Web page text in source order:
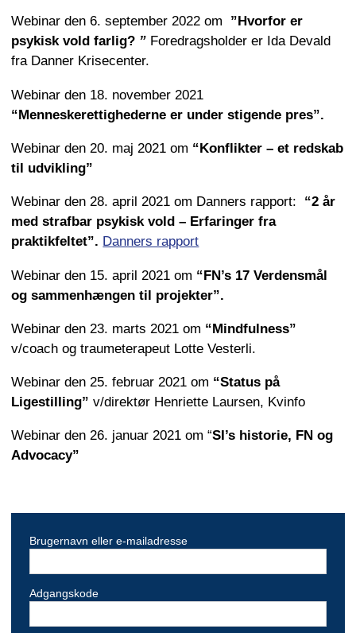
Webinar den 6. september 2022 om ”Hvorfor er
psykisk vold farlig? ” Foredragsholder er Ida Devald
fra Danner Krisecenter.
Webinar den 18. november 2021
“Menneskerettighederne er under stigende pres”.
Webinar den 20. maj 2021 om “Konflikter – et redskab
til udvikling”
Webinar den 28. april 2021 om Danners rapport: “2 år
med strafbar psykisk vold – Erfaringer fra
praktikfeltet”. Danners rapport
Webinar den 15. april 2021 om “FN’s 17 Verdensmål
og sammenhængen til projekter”.
Webinar den 23. marts 2021 om “Mindfulness”
v/coach og traumeterapeut Lotte Vesterli.
Webinar den 25. februar 2021 om “Status på
Ligestilling”v/direktør Henriette Laursen, Kvinfo
Webinar den 26. januar 2021 om “SI’s historie, FN og
Advocacy”
Brugernavn eller e-mailadresse
Adgangskode